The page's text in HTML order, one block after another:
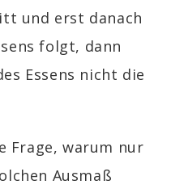
und erst danach
folgt, dann
Essens nicht die
Frage, warum nur
Ausmaß